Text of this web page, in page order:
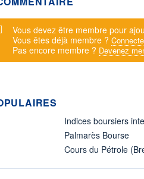
Message d'alerte
Vous devez être membre pour
Vous êtes déjà membre ?
Pas encore membre ? Devenez
Indices boursiers
Palmarès Bourse
Cours du Pétrole